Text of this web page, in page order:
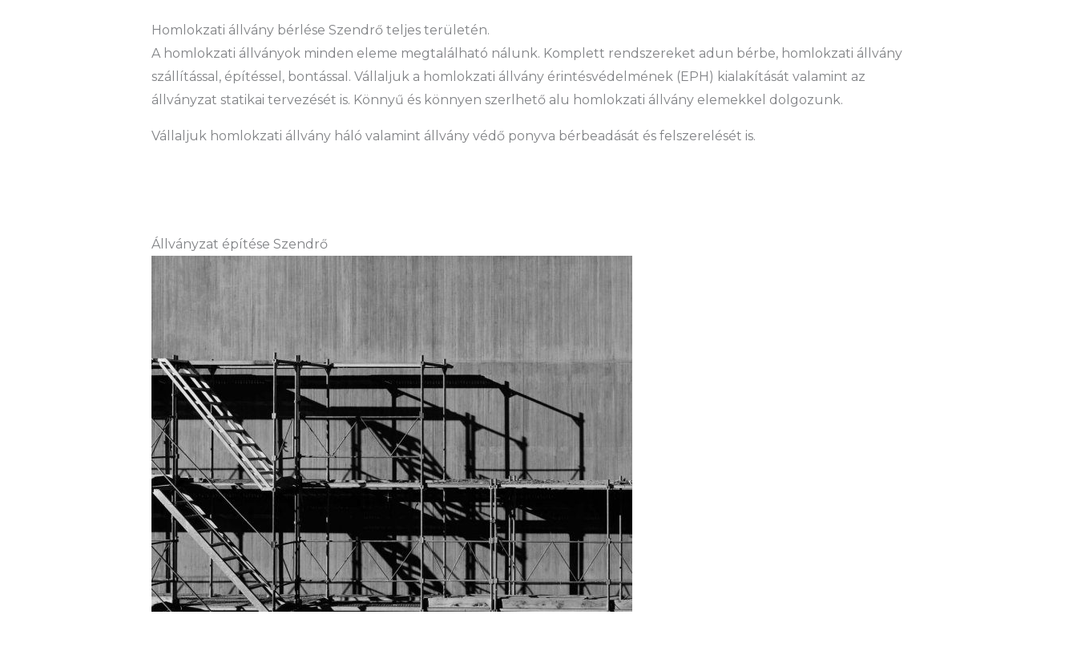
Homlokzati állvány bérlése Szendrő teljes területén.
A homlokzati állványok minden eleme megtalálható nálunk. Komplett rendszereket adun bérbe, homlokzati állvány
szállítással, építéssel, bontással. Vállaljuk a homlokzati állvány érintésvédelmének (EPH) kialakítását valamint az
állványzat statikai tervezését is. Könnyű és könnyen szerlhető alu homlokzati állvány elemekkel dolgozunk.
Vállaljuk homlokzati állvány háló valamint állvány védő ponyva bérbeadását és felszerelését is.
Állványzat építése Szendrő